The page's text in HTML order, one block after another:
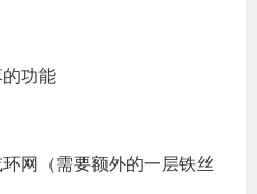
功能
网（需要额外的一层铁丝